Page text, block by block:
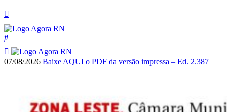
07/08/2026 Baixe AQUI o PDF da versão impressa – Ed. 2.387